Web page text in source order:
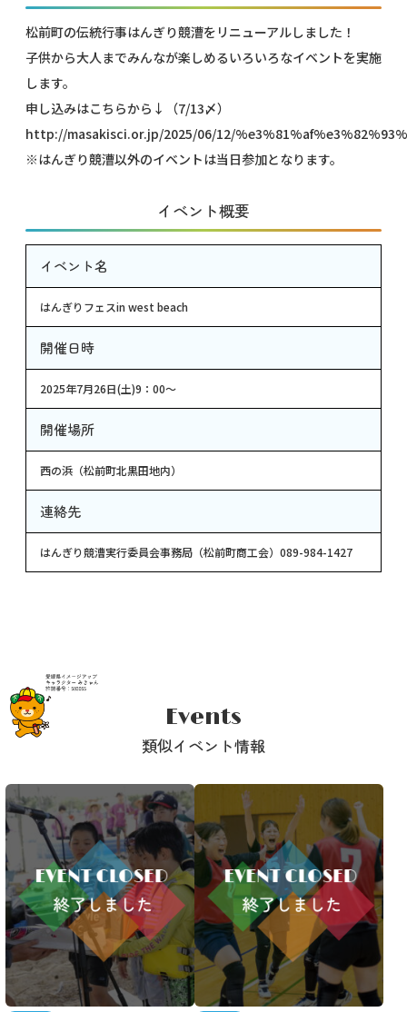
松前町の伝統行事はんぎり競漕をリニューアルしました！
子供から大人までみんなが楽しめるいろいろなイベントを実施
します。
申し込みはこちらから↓（7/13〆）
http://masakisci.or.jp/2025/06/12/
※はんぎり競漕以外のイベントは当日参加となります。
イベント概要
イベント名
はんぎりフェスin west beach
開催日時
2025年7月26日(土)9：00～
開催場所
西の浜（松前町北黒田地内）
連絡先
はんぎり競漕実行委員会事務局（松前町商工会）089-984-1427
Events
類似イベント情報